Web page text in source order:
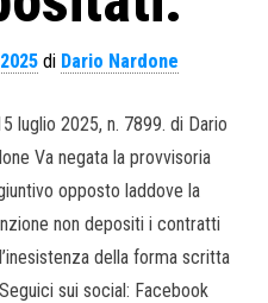
di Dario Nardone
luglio 2025, n. 7899. di Dario
Va negata la provvisoria
opposto laddove la
non depositi i contratti
della forma scritta
sui social: Facebook